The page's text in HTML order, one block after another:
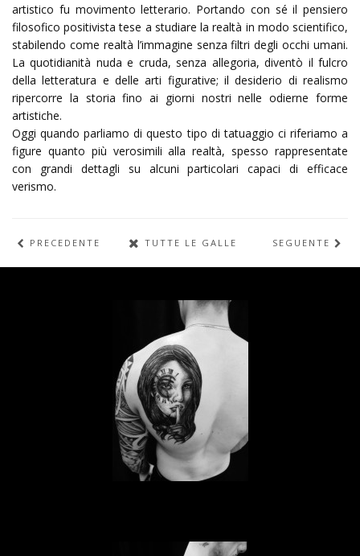
artistico fu movimento letterario. Portando con sé il pensiero
filosofico positivista tese a studiare la realtà in modo scientifico,
stabilendo come realtà l’immagine senza filtri degli occhi umani.
La quotidianità nuda e cruda, senza allegoria, diventò il fulcro
della letteratura e delle arti figurative; il desiderio di realismo
ripercorre la storia fino ai giorni nostri nelle odierne forme
artistiche.
Oggi quando parliamo di questo tipo di tatuaggio ci riferiamo a
figure quanto più verosimili alla realtà, spesso rappresentate
con grandi dettagli su alcuni particolari capaci di efficace
verismo.
PRECEDENTE TUTTE LE GALLERIE SEGUENTE